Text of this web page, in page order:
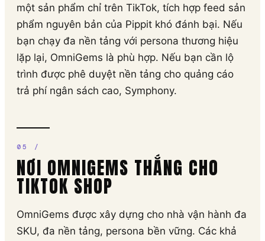
một sản phẩm chỉ trên TikTok, tích hợp feed sản
phẩm nguyên bản của Pippit khó đánh bại. Nếu
bạn chạy đa nền tảng với persona thương hiệu
lặp lại, OmniGems là phù hợp. Nếu bạn cần lộ
trình được phê duyệt nền tảng cho quảng cáo
trả phí ngân sách cao, Symphony.
NƠI OMNIGEMS THẮNG CHO
TIKTOK SHOP
OmniGems được xây dựng cho nhà vận hành đa
SKU, đa nền tảng, persona bền vững. Các khả